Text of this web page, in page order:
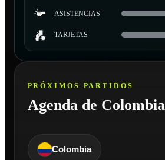
ASISTENCIAS
TARJETAS
PRÓXIMOS PARTIDOS
Agenda de Colombia
Colombia